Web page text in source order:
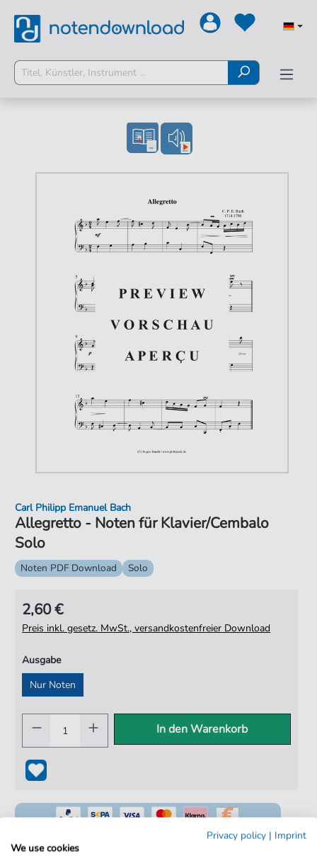
Allegretto - Noten für Klavier/Cembalo
Solo
Carl Philipp Emanuel Bach
Noten PDF Download Solo
2,60 €
Preis inkl. gesetz. MwSt., versandkostenfreier Download
Ausgabe
Nur Noten
In den Warenkorb
Privacy policy | Imprint
We use cookies